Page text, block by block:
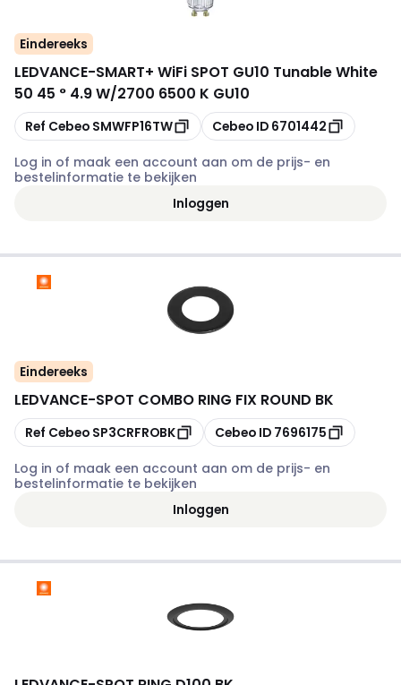
Eindereeks
LEDVANCE-SMART+ WiFi SPOT GU10 Tunable White
50 45 ° 4.9 W/2700 6500 K GU10
Kopiëren
Ref Cebeo SMWFP16TW Kopiëren
Cebeo ID 6701442
Log in of maak een account aan om de prijs- en
bestelinformatie te bekijken
Inloggen
Eindereeks
LEDVANCE-SPOT COMBO RING FIX ROUND BK
Kopiëren
Ref Cebeo SP3CRFROBK Kopiëren
Cebeo ID 7696175
Log in of maak een account aan om de prijs- en
bestelinformatie te bekijken
Inloggen